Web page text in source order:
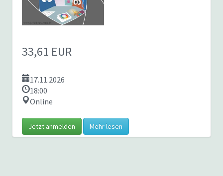
33,61 EUR
17.11.2026
18:00
Online
Jetzt anmelden Mehr lesen